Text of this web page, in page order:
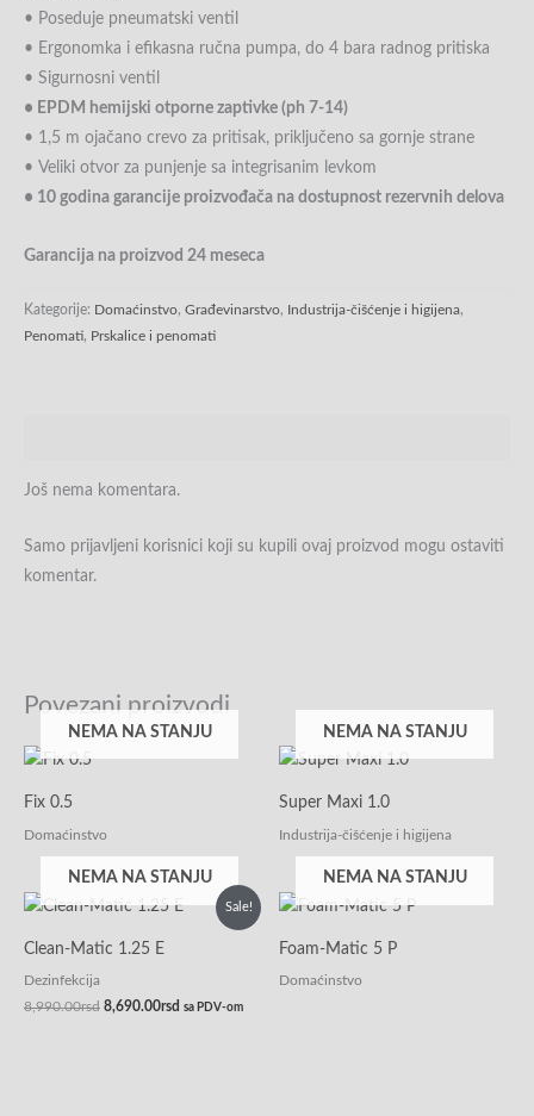
• Poseduje pneumatski ventil
• Ergonomka i efikasna ručna pumpa, do 4 bara radnog pritiska
• Sigurnosni ventil
• EPDM hemijski otporne zaptivke (ph 7-14)
• 1,5 m ojačano crevo za pritisak, priključeno sa gornje strane
• Veliki otvor za punjenje sa integrisanim levkom
• 10 godina garancije proizvođača na dostupnost rezervnih delova
Garancija na proizvod 24 meseca
Kategorije: Domaćinstvo, Građevinarstvo, Industrija-čišćenje i higijena,
Penomati, Prskalice i penomati
Još nema komentara.
Samo prijavljeni korisnici koji su kupili ovaj proizvod mogu ostaviti
komentar.
Povezani proizvodi
NEMA NA STANJU
Fix 0.5
Domaćinstvo
NEMA NA STANJU
Super Maxi 1.0
Industrija-čišćenje i higijena
Sale!
NEMA NA STANJU
Clean-Matic 1.25 E
Dezinfekcija
8,990.00rsd
je
bila:
8,690.00rsd
Trenutna
sa PDV-om
NEMA NA STANJU
Foam-Matic 5 P
Domaćinstvo